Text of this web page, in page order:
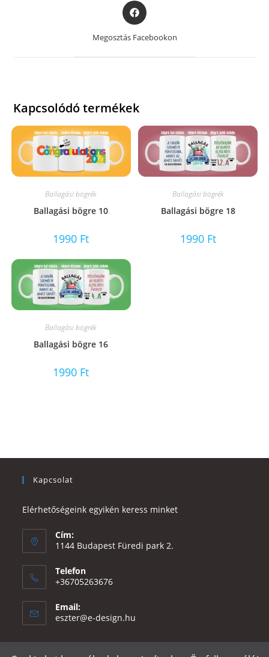
Opens
in
a
Megosztás Facebookon
Kapcsolódó termékek
Ballagási bögrék
Ballagási bögre 10
1990 Ft
Ballagási bögrék
Ballagási bögre 18
1990 Ft
Ballagási bögrék
Ballagási bögre 16
1990 Ft
Kapcsolat
Elérhetőségeink egyikén keress minket
Cím:
1144 Budapest Füredi park 2.
Telefon
+36705263676
Email:
eszter@e-design.hu